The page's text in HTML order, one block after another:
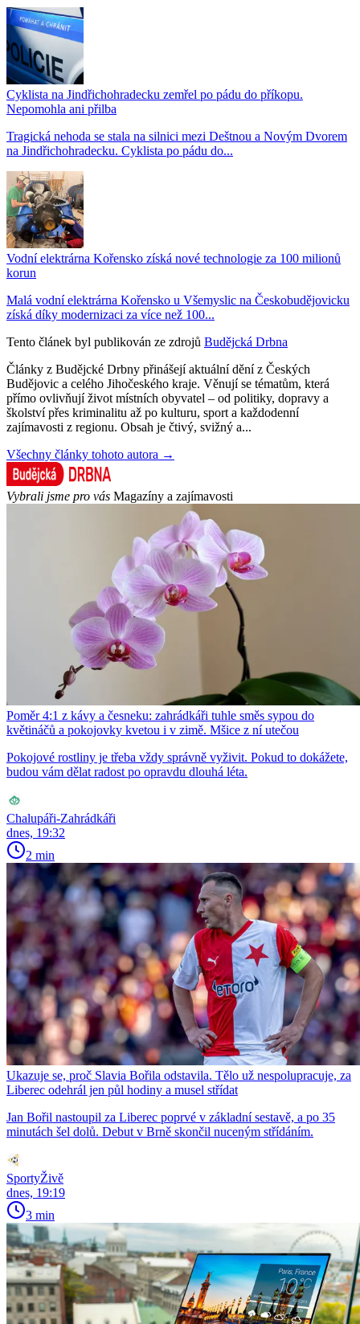
Cyklista na Jindřichohradecku zemřel po pádu do příkopu.
Nepomohla ani přilba
Tragická nehoda se stala na silnici mezi Deštnou a Novým Dvorem
na Jindřichohradecku. Cyklista po pádu do...
Vodní elektrárna Kořensko získá nové technologie za 100 milionů
korun
Malá vodní elektrárna Kořensko u Všemyslic na Českobudějovicku
získá díky modernizaci za více než 100...
Tento článek byl publikován ze zdrojů Budějcká Drbna
Články z Budějcké Drbny přinášejí aktuální dění z Českých
Budějovic a celého Jihočeského kraje. Věnují se tématům, která
přímo ovlivňují život místních obyvatel – od politiky, dopravy a
školství přes kriminalitu až po kulturu, sport a každodenní
zajímavosti z regionu. Obsah je čtivý, svižný a...
Všechny články tohoto autora →
Vybrali jsme pro vás Magazíny a zajímavosti
Poměr 4:1 z kávy a česneku: zahrádkáři tuhle směs sypou do
květináčů a pokojovky kvetou i v zimě. Mšice z ní utečou
Pokojové rostliny je třeba vždy správně vyživit. Pokud to dokážete,
budou vám dělat radost po opravdu dlouhá léta.
Chalupáři-Zahrádkáři
dnes, 19:32
2 min
Ukazuje se, proč Slavia Bořila odstavila. Tělo už nespolupracuje, za
Liberec odehrál jen půl hodiny a musel střídat
Jan Bořil nastoupil za Liberec poprvé v základní sestavě, a po 35
minutách šel dolů. Debut v Brně skončil nuceným střídáním.
SportyŽivě
dnes, 19:19
3 min